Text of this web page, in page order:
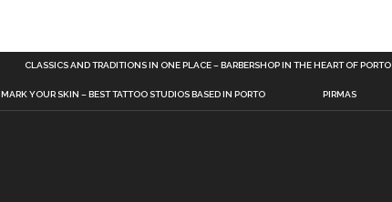
CLASSICS AND TRADITIONS IN ONE PLACE – BARBERSHOP IN THE HEART OF PORTO
MARK YOUR SKIN – BEST TATTOO STUDIOS BASED IN PORTO PIRMAS